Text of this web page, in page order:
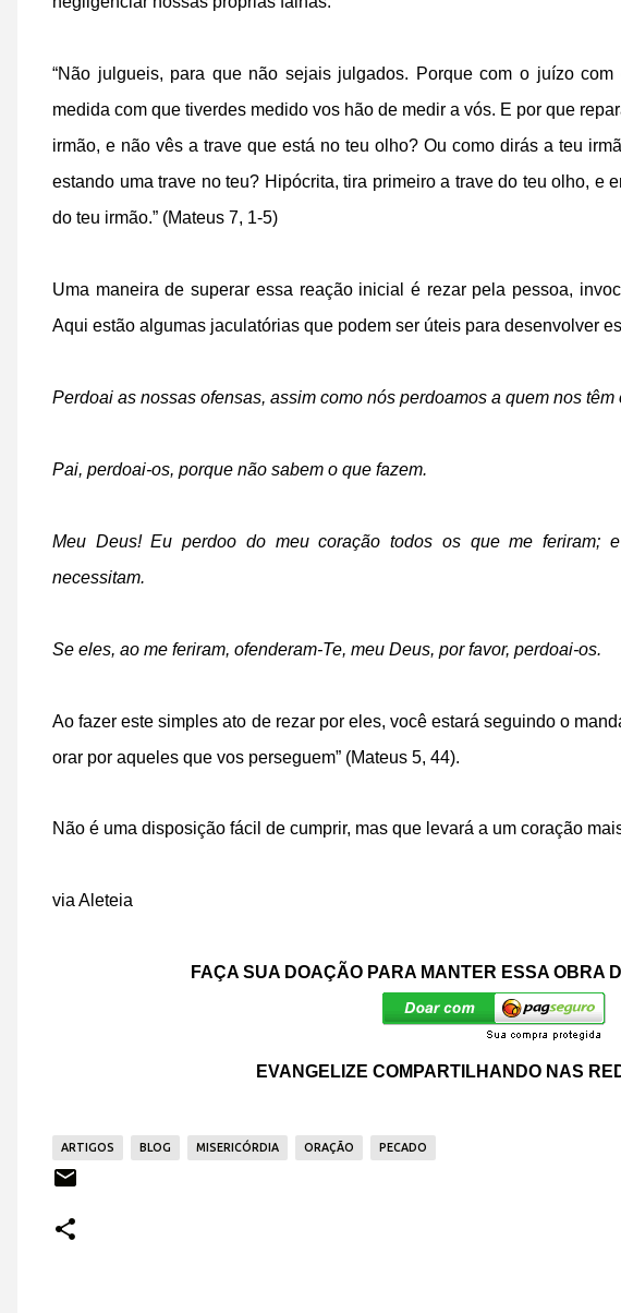
“Não julgueis, para que não sejais julgados. Porque com o juízo
medida com que tiverdes medido vos hão de medir a vós. E por que
irmão, e não vês a trave que está no teu olho? Ou como dirás a teu
estando uma trave no teu? Hipócrita, tira primeiro a trave do teu olho, e
do teu irmão.” (Mateus 7, 1-5)
Uma maneira de superar essa reação inicial é rezar pela pessoa,
Aqui estão algumas jaculatórias que podem ser úteis para desenvolver
Perdoai as nossas ofensas, assim como nós perdoamos a quem nos têm
Pai, perdoai-os, porque não sabem o que fazem.
Meu Deus! Eu perdoo do meu coração todos os que me feriram;
necessitam.
Se eles, ao me feriram, ofenderam-Te, meu Deus, por favor, perdoai-os.
Ao fazer este simples ato de rezar por eles, você estará seguindo o
orar por aqueles que vos perseguem” (Mateus 5, 44).
Não é uma disposição fácil de cumprir, mas que levará a um coração
via Aleteia
FAÇA SUA DOAÇÃO PARA MANTER ESSA OBRA
EVANGELIZE COMPARTILHANDO NAS
ARTIGOS BLOG MISERICÓRDIA ORAÇÃO PECADO